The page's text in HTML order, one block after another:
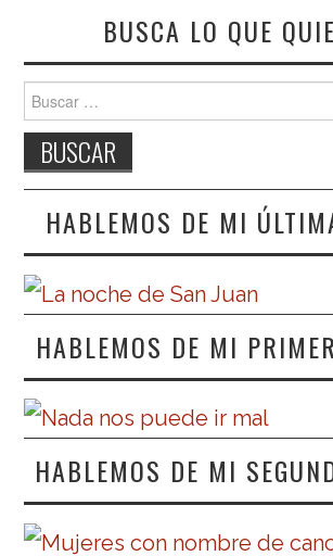
BUSCA LO QUE
Buscar:
HABLEMOS DE MI
HABLEMOS DE MI
HABLEMOS DE MI